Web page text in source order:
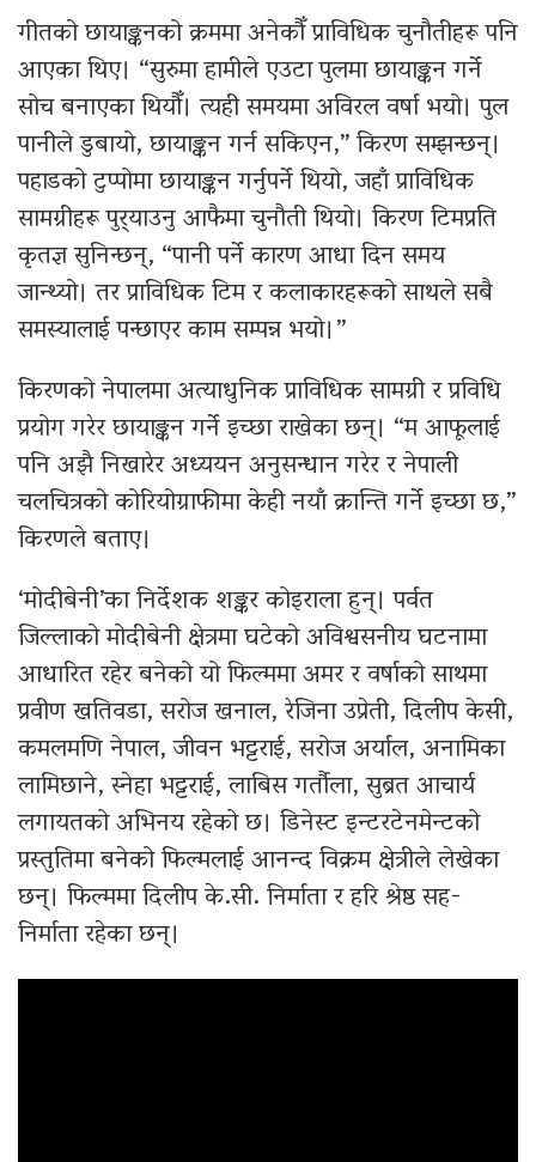
गीतको छायाङ्कनको क्रममा अनेकौँ प्राविधिक चुनौतीहरू पनि
आएका थिए। “सुरुमा हामीले एउटा पुलमा छायाङ्कन गर्ने
सोच बनाएका थियौँ। त्यही समयमा अविरल वर्षा भयो। पुल
पानीले डुबायो, छायाङ्कन गर्न सकिएन,” किरण सम्झन्छन्।
पहाडको टुप्पोमा छायाङ्कन गर्नुपर्ने थियो, जहाँ प्राविधिक
सामग्रीहरू पुर्‍याउनु आफैमा चुनौती थियो। किरण टिमप्रति
कृतज्ञ सुनिन्छन्, “पानी पर्ने कारण आधा दिन समय
जान्थ्यो। तर प्राविधिक टिम र कलाकारहरूको साथले सबै
समस्यालाई पन्छाएर काम सम्पन्न भयो।”
किरणको नेपालमा अत्याधुनिक प्राविधिक सामग्री र प्रविधि
प्रयोग गरेर छायाङ्कन गर्ने इच्छा राखेका छन्। “म आफूलाई
पनि अझै निखारेर अध्ययन अनुसन्धान गरेर र नेपाली
चलचित्रको कोरियोग्राफीमा केही नयाँ क्रान्ति गर्ने इच्छा छ,”
किरणले बताए।
‘मोदीबेनी’का निर्देशक शङ्कर कोइराला हुन्। पर्वत
जिल्लाको मोदीबेनी क्षेत्रमा घटेको अविश्वसनीय घटनामा
आधारित रहेर बनेको यो फिल्ममा अमर र वर्षाको साथमा
प्रवीण खतिवडा, सरोज खनाल, रेजिना उप्रेती, दिलीप केसी,
कमलमणि नेपाल, जीवन भट्टराई, सरोज अर्याल, अनामिका
लामिछाने, स्नेहा भट्टराई, लाबिस गर्तौला, सुब्रत आचार्य
लगायतको अभिनय रहेको छ। डिनेस्ट इन्टरटेनमेन्टको
प्रस्तुतिमा बनेको फिल्मलाई आनन्द विक्रम क्षेत्रीले लेखेका
छन्। फिल्ममा दिलीप के.सी. निर्माता र हरि श्रेष्ठ सह-
निर्माता रहेका छन्।